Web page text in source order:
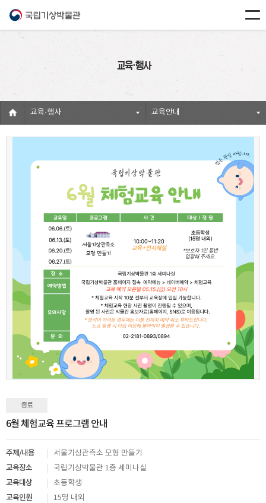
교육·행사
교육·행사 교육안내
종료
6월 체험교육 프로그램 안내
주제/내용 서울기상관측소 모형 만들기
교육장소 국립기상박물관 1층 세미나실
교육대상 초등학생
교육인원 15명 내외